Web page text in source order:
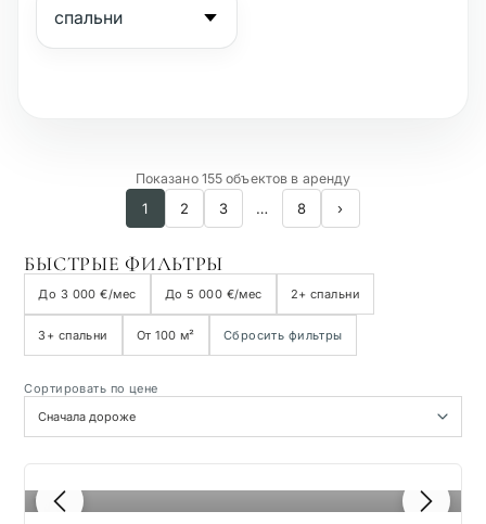
Охраняемый комплекс
Пляжная сторона
Вид на море
Вид на поле для гольфа
Показано 155 объектов в аренду
1 2 3 … 8 ›
БЫСТРЫЕ ФИЛЬТРЫ
До 3 000 €/мес До 5 000 €/мес 2+ спальни
3+ спальни От 100 м² Сбросить фильтры
Сортировать по цене
1 / 8